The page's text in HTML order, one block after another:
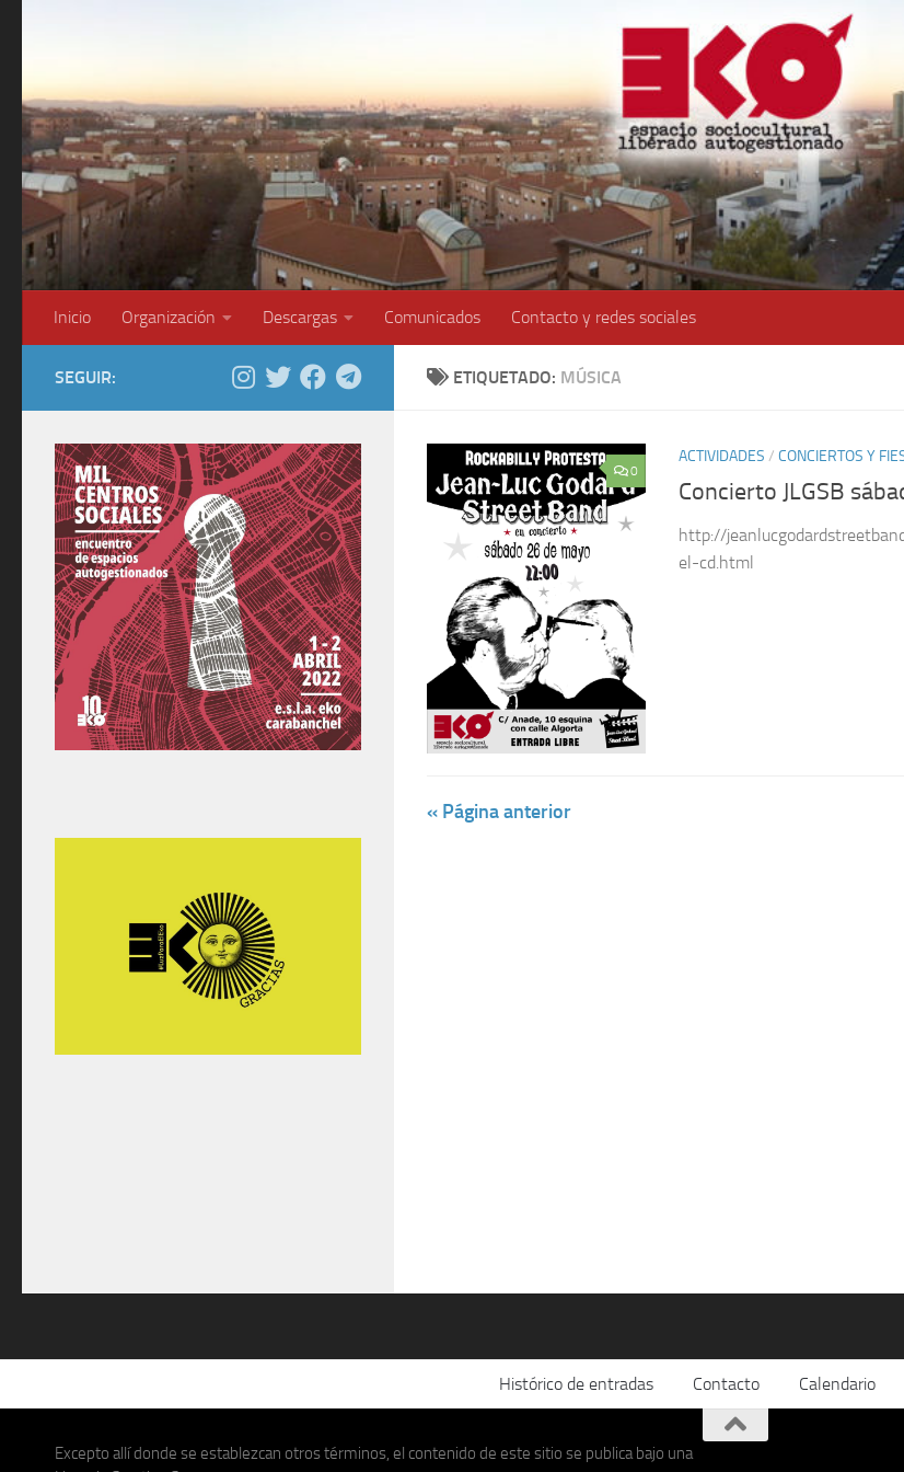
Inicio Organización Descargas Comunicados Contacto y redes sociales
ETIQUETADO: MÚSICA
0
ACTIVIDADES / CONCIERTOS Y
Concierto JLGSB
http://
el-cd.html
« Página anterior
SEGUIR:
Histórico de entradas Contacto Calendario
Excepto allí donde se establezcan otros términos, el contenido de este sitio se publica bajo una